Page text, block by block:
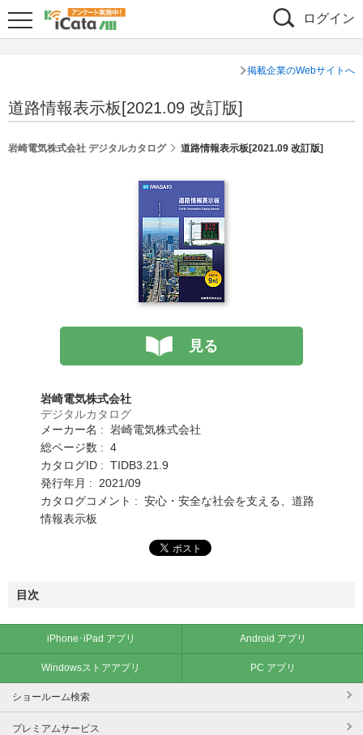
ログイン
掲載企業のWebサイトへ
道路情報表示板[2021.09 改訂版]
岩崎電気株式会社 デジタルカタログ 道路情報表示板[2021.09 改訂版]
見る
岩崎電気株式会社
デジタルカタログ
メーカー名 : 岩崎電気株式会社
総ページ数 : 4
カタログID : TIDB3.21.9
発行年月 : 2021/09
カタログコメント : 安心・安全な社会を支える、道路
情報表示板
目次
iPhone･iPad アプリ Android アプリ
Windowsストアアプリ PC アプリ
ショールーム検索
プレミアムサービス